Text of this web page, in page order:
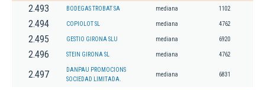
2.493 BODEGAS TROBAT SA mediana 1102
2.494 COPIOLOT SL mediana 4762
2.495 GESTIO GIRONA SLU mediana 6920
2.496 STEIN GIRONA SL mediana 4762
2.497
DANPAU PROMOCIONS
SOCIEDAD LIMITADA.
mediana 6831